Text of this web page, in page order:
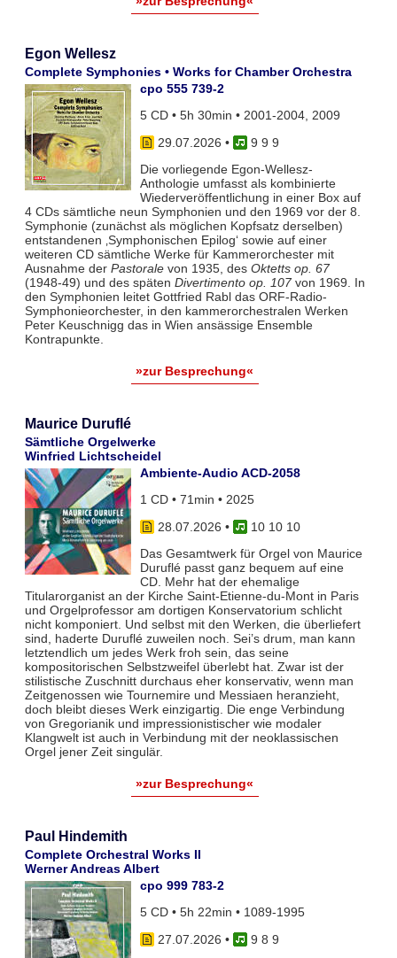
Egon Wellesz
Complete Symphonies • Works for Chamber Orchestra
cpo 555 739-2
5 CD • 5h 30min • 2001-2004, 2009
29.07.2026 •
9 9 9
Die vorliegende Egon-Wellesz-
Anthologie umfasst als kombinierte
Wiederveröffentlichung in einer Box auf
4 CDs sämtliche neun Symphonien und den 1969 vor der 8.
Symphonie (zunächst als möglichen Kopfsatz derselben)
entstandenen ‚Symphonischen Epilog‘ sowie auf einer
weiteren CD sämtliche Werke für Kammerorchester mit
Ausnahme der Pastoralevon 1935, des Oktetts op. 67
(1948-49) und des späten Divertimento op. 107von 1969. In
den Symphonien leitet Gottfried Rabl das ORF-Radio-
Symphonieorchester, in den kammerorchestralen Werken
Peter Keuschnigg das in Wien ansässige Ensemble
Kontrapunkte.
»zur Besprechung«
Maurice Duruflé
Sämtliche Orgelwerke
Winfried Lichtscheidel
Ambiente-Audio ACD-2058
1 CD • 71min • 2025
28.07.2026 •
10 10 10
Das Gesamtwerk für Orgel von Maurice
Duruflé passt ganz bequem auf eine
CD. Mehr hat der ehemalige
Titularorganist an der Kirche Saint-Etienne-du-Mont in Paris
und Orgelprofessor am dortigen Konservatorium schlicht
nicht komponiert. Und selbst mit den Werken, die überliefert
sind, haderte Duruflé zuweilen noch. Sei’s drum, man kann
letztendlich um jedes Werk froh sein, das seine
kompositorischen Selbstzweifel überlebt hat. Zwar ist der
stilistische Zuschnitt durchaus eher konservativ, wenn man
Zeitgenossen wie Tournemire und Messiaen heranzieht,
doch bleibt dieses Werk einzigartig. Die enge Verbindung
von Gregorianik und impressionistischer wie modaler
Klangwelt ist auch in Verbindung mit der neoklassischen
Orgel jener Zeit singulär.
»zur Besprechung«
Paul Hindemith
Complete Orchestral Works II
Werner Andreas Albert
cpo 999 783-2
5 CD • 5h 22min • 1089-1995
27.07.2026 •
9 8 9